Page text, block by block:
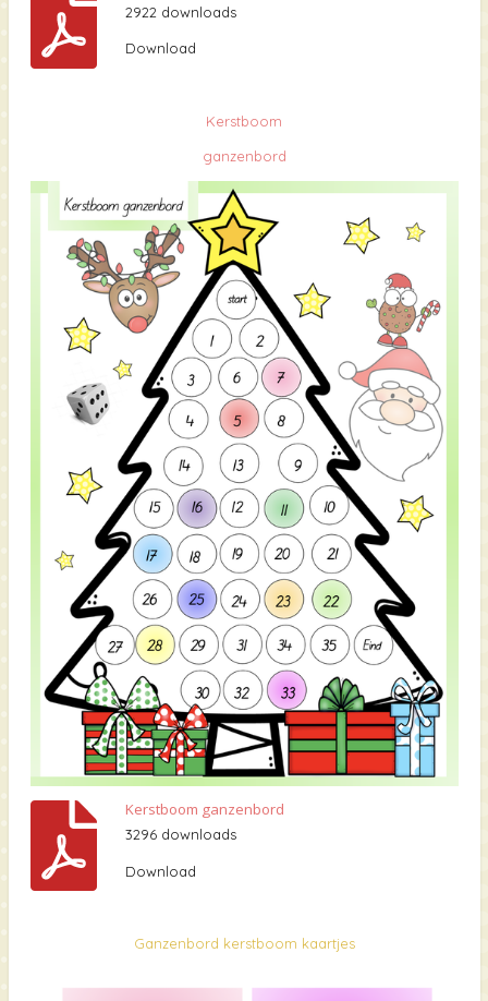
2922 downloads
Download
Kerstboom
ganzenbord
Kerstboom ganzenbord
3296 downloads
Download
Ganzenbord kerstboom kaartjes